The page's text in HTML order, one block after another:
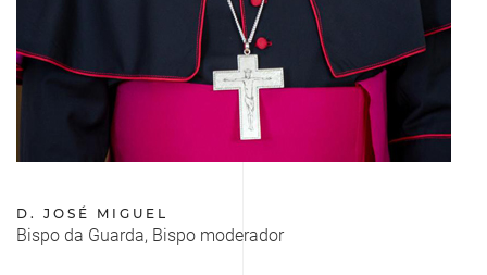
D. JOSÉ MIGUEL
Bispo da Guarda, Bispo moderador